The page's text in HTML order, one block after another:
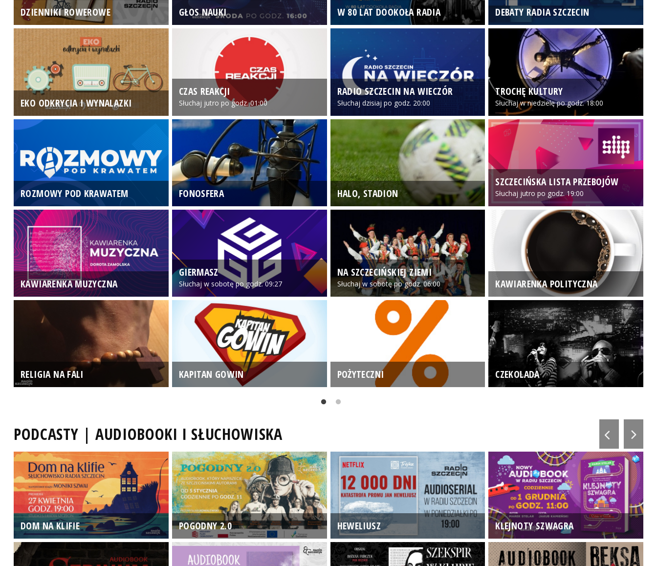
DZIENNIKI ROWEROWE GŁOS NAUKI W 80 LAT DOOKOŁA RADIA DEBATY RADIA SZCZECIN
EKO ODKRYCIA I WYNALAZKI
CZAS REAKCJI
Słuchaj jutro po godz. 01:00
RADIO SZCZECIN NA WIECZÓR
Słuchaj dzisiaj po godz. 20:00
TROCHĘ KULTURY
Słuchaj w niedzielę po godz. 18:00
ROZMOWY POD KRAWATEM FONOSFERA HALO, STADION
SZCZECIŃSKA LISTA PRZEBOJÓW
Słuchaj jutro po godz. 19:00
KAWIARENKA MUZYCZNA
GIERMASZ
Słuchaj w sobotę po godz. 09:27
NA SZCZECIŃSKIEJ ZIEMI
Słuchaj w sobotę po godz. 06:00 KAWIARENKA POLITYCZNA
RELIGIA NA FALI KAPITAN GOWIN POŻYTECZNI CZEKOLADA
PODCASTY | AUDIOBOOKI I SŁUCHOWISKA
DOM NA KLIFIE POGODNY 2.0 HEWELIUSZ KLEJNOTY SZWAGRA